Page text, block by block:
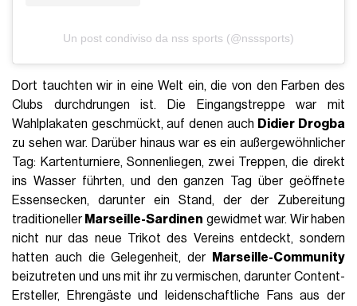
Un post condiviso da nss sports (@nsssports)
Dort tauchten wir in eine Welt ein, die von den Farben des
Clubs durchdrungen ist. Die Eingangstreppe war mit
Wahlplakaten geschmückt, auf denen auch Didier Drogba
zu sehen war. Darüber hinaus war es ein außergewöhnlicher
Tag: Kartenturniere, Sonnenliegen, zwei Treppen, die direkt
ins Wasser führten, und den ganzen Tag über geöffnete
Essensecken, darunter ein Stand, der der Zubereitung
traditioneller Marseille-Sardinen gewidmet war. Wir haben
nicht nur das neue Trikot des Vereins entdeckt, sondern
hatten auch die Gelegenheit, der
Marseille-Community
beizutreten und uns mit ihr zu vermischen, darunter Content-
Ersteller, Ehrengäste und leidenschaftliche Fans aus der